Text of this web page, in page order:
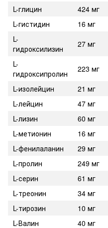
L-глицин
424 мг
L-гистидин
16 мг
L-
гидроксилизин
27 мг
L-
гидроксипролин
223 мг
L-изолейцин
21 мг
L-лейцин
47 мг
L-лизин
60 мг
L-метионин
16 мг
L-фенилаланин
29 мг
L-пролин
249 мг
L-серин
61 мг
L-треонин
34 мг
L-тирозин
10 мг
L-Валин
40 мг